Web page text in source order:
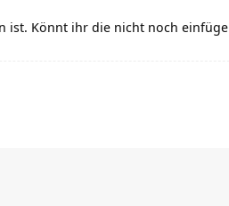
ist. Könnt ihr die nicht noch